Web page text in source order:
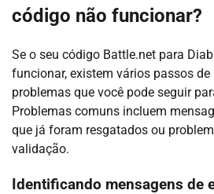
código não funcionar?
Se o seu código Battle.net para
funcionar, existem vários passos de
problemas que você pode seguir
Problemas comuns incluem
que já foram resgatados ou
validação.
Identificando mensagens de